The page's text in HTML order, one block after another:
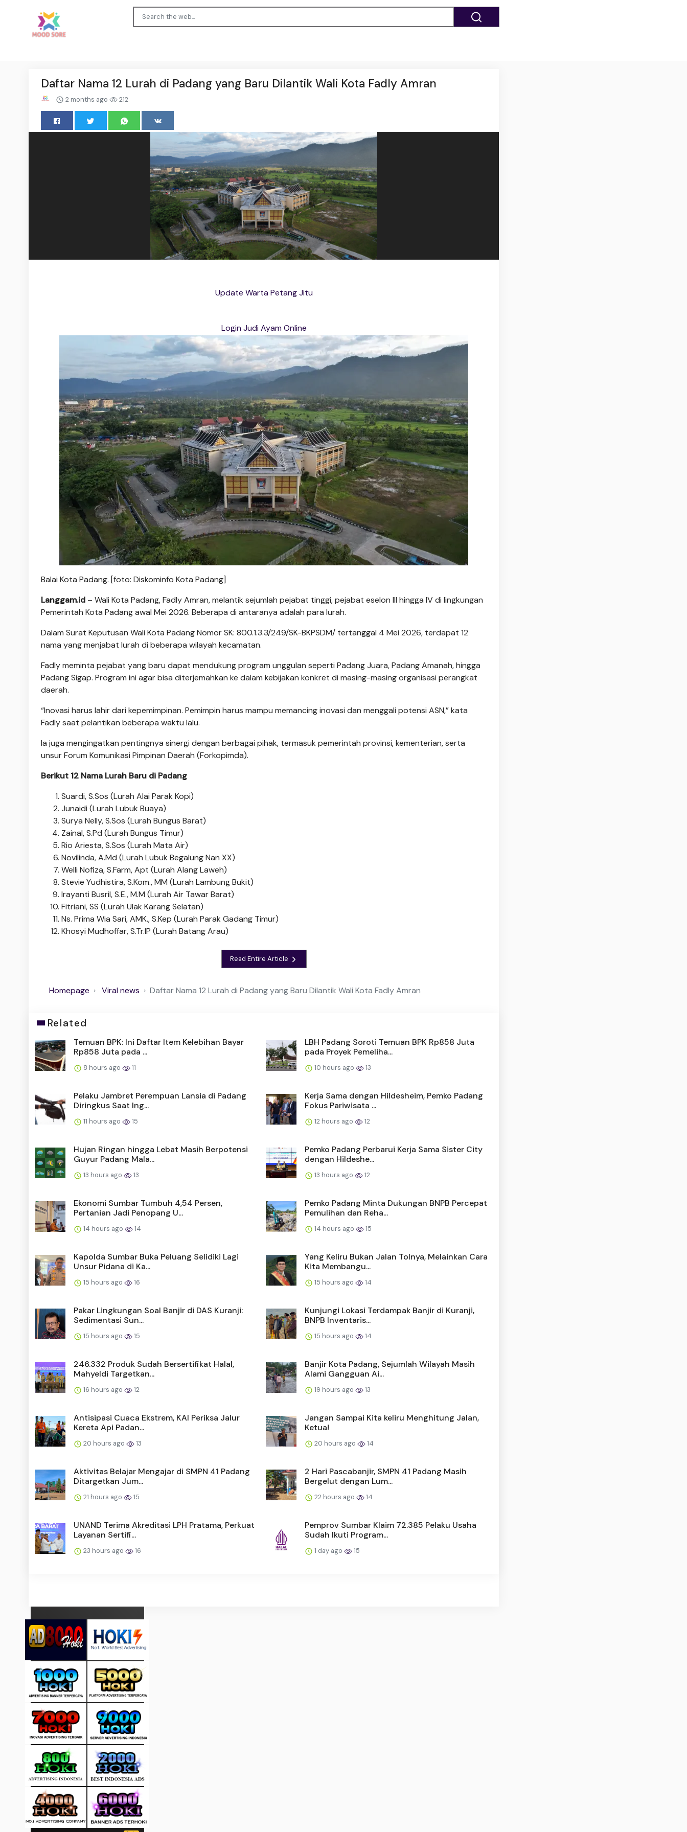
Daftar Nama 12 Lurah di Padang yang Baru Dilantik Wali Kota Fadly Amran
2 months ago 212
Update Warta Petang Jitu
Login Judi Ayam Online
Balai Kota Padang. [foto: Diskominfo Kota Padang]
Langgam.id – Wali Kota Padang, Fadly Amran, melantik sejumlah pejabat tinggi, pejabat eselon III hingga IV di lingkungan
Pemerintah Kota Padang awal Mei 2026. Beberapa di antaranya adalah para lurah.
Dalam Surat Keputusan Wali Kota Padang Nomor SK: 800.1.3.3/249/SK-BKPSDM/ tertanggal 4 Mei 2026, terdapat 12
nama yang menjabat lurah di beberapa wilayah kecamatan.
Fadly meminta pejabat yang baru dapat mendukung program unggulan seperti Padang Juara, Padang Amanah, hingga
Padang Sigap. Program ini agar bisa diterjemahkan ke dalam kebijakan konkret di masing-masing organisasi perangkat
daerah.
“Inovasi harus lahir dari kepemimpinan. Pemimpin harus mampu memancing inovasi dan menggali potensi ASN,” kata
Fadly saat pelantikan beberapa waktu lalu.
Ia juga mengingatkan pentingnya sinergi dengan berbagai pihak, termasuk pemerintah provinsi, kementerian, serta
unsur Forum Komunikasi Pimpinan Daerah (Forkopimda).
Berikut 12 Nama Lurah Baru di Padang
Suardi, S.Sos (Lurah Alai Parak Kopi)
Junaidi (Lurah Lubuk Buaya)
Surya Nelly, S.Sos (Lurah Bungus Barat)
Zainal, S.Pd (Lurah Bungus Timur)
Rio Ariesta, S.Sos (Lurah Mata Air)
Novilinda, A.Md (Lurah Lubuk Begalung Nan XX)
Welli Nofiza, S.Farm, Apt (Lurah Alang Laweh)
Stevie Yudhistira, S.Kom., MM (Lurah Lambung Bukit)
Irayanti Busril, S.E., M.M (Lurah Air Tawar Barat)
Fitriani, SS (Lurah Ulak Karang Selatan)
Ns. Prima Wia Sari, AMK., S.Kep (Lurah Parak Gadang Timur)
Khosyi Mudhoffar, S.Tr.IP (Lurah Batang Arau)
Read Entire Article
Homepage Viral news Daftar Nama 12 Lurah di Padang yang Baru Dilantik Wali Kota Fadly Amran
Related
Temuan BPK: Ini Daftar Item Kelebihan Bayar
Rp858 Juta pada ...
8 hours ago 11
LBH Padang Soroti Temuan BPK Rp858 Juta
pada Proyek Pemeliha...
10 hours ago 13
Pelaku Jambret Perempuan Lansia di Padang
Diringkus Saat Ing...
11 hours ago 15
Kerja Sama dengan Hildesheim, Pemko Padang
Fokus Pariwisata ...
12 hours ago 12
Hujan Ringan hingga Lebat Masih Berpotensi
Guyur Padang Mala...
13 hours ago 13
Pemko Padang Perbarui Kerja Sama Sister City
dengan Hildeshe...
13 hours ago 12
Ekonomi Sumbar Tumbuh 4,54 Persen,
Pertanian Jadi Penopang U...
14 hours ago 14
Pemko Padang Minta Dukungan BNPB Percepat
Pemulihan dan Reha...
14 hours ago 15
Kapolda Sumbar Buka Peluang Selidiki Lagi
Unsur Pidana di Ka...
15 hours ago 16
Yang Keliru Bukan Jalan Tolnya, Melainkan Cara
Kita Membangu...
15 hours ago 14
Pakar Lingkungan Soal Banjir di DAS Kuranji:
Sedimentasi Sun...
15 hours ago 15
Kunjungi Lokasi Terdampak Banjir di Kuranji,
BNPB Inventaris...
15 hours ago 14
246.332 Produk Sudah Bersertifikat Halal,
Mahyeldi Targetkan...
16 hours ago 12
Banjir Kota Padang, Sejumlah Wilayah Masih
Alami Gangguan Ai...
19 hours ago 13
Antisipasi Cuaca Ekstrem, KAI Periksa Jalur
Kereta Api Padan...
20 hours ago 13
Jangan Sampai Kita keliru Menghitung Jalan,
Ketua!
20 hours ago 14
Aktivitas Belajar Mengajar di SMPN 41 Padang
Ditargetkan Jum...
21 hours ago 15
2 Hari Pascabanjir, SMPN 41 Padang Masih
Bergelut dengan Lum...
22 hours ago 14
UNAND Terima Akreditasi LPH Pratama, Perkuat
Layanan Sertifi...
23 hours ago 16
Pemprov Sumbar Klaim 72.385 Pelaku Usaha
Sudah Ikuti Program...
1 day ago 15